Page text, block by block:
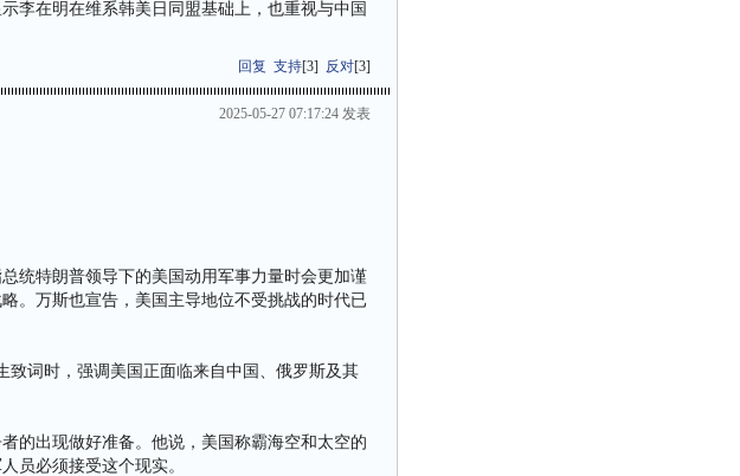
李在明在维系韩美日同盟基础上，也重视与中国
回复 支持[3] 反对[3]
2025-05-27 07:17:24 发表
统特朗普领导下的美国动用军事力量时会更加谨
。万斯也宣告，美国主导地位不受挑战的时代已
致词时，强调美国正面临来自中国、俄罗斯及其
的出现做好准备。他说，美国称霸海空和太空的
员必须接受这个现实。